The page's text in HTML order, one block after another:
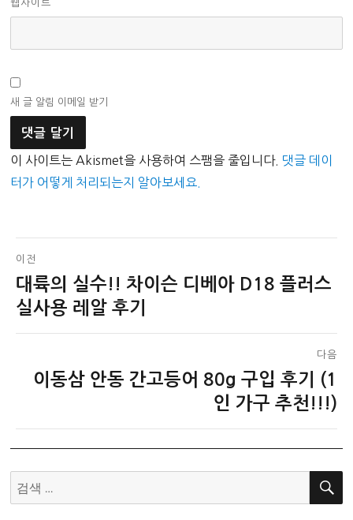
웹사이트
새 글 알림 이메일 받기
이 사이트는 Akismet을 사용하여 스팸을 줄입니다. 댓글 데이
터가 어떻게 처리되는지 알아보세요.
글
탐
색
이전
이
전
대륙의 실수!! 차이슨 디베아 D18 플러스
실사용 레알 후기
다음
이동삼 안동 간고등어 80g 구입 후기 (1
인 가구 추천!!!)
검
색:
검